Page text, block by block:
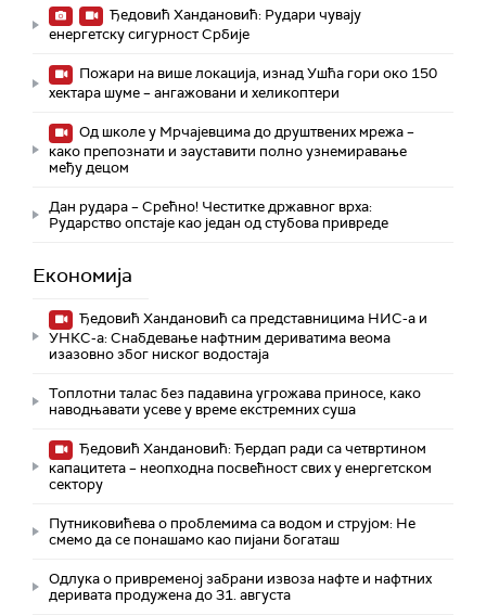
Ђедовић Хандановић: Рудари чувају
енергетску сигурност Србије
Пожари на више локација, изнад Ушћа гори око 150
хектара шуме – ангажовани и хеликоптери
Од школе у Мрчајевцима до друштвених мрежа –
како препознати и зауставити полно узнемиравање
међу децом
Дан рудара – Срећно! Честитке државног врха:
Рударство опстаје као један од стубова привреде
Економија
Ђедовић Хандановић са представницима НИС-а и
УНКС-а: Снабдевање нафтним дериватима веома
изазовно због ниског водостаја
Топлотни талас без падавина угрожава приносе, како
наводњавати усеве у време екстремних суша
Ђедовић Хандановић: Ђердап ради са четвртином
капацитета – неопходна посвећност свих у енергетском
сектору
Путниковићева о проблемима са водом и струјом: Не
смемо да се понашамо као пијани богаташ
Одлука о привременој забрани извоза нафте и нафтних
деривата продужена до 31. августа